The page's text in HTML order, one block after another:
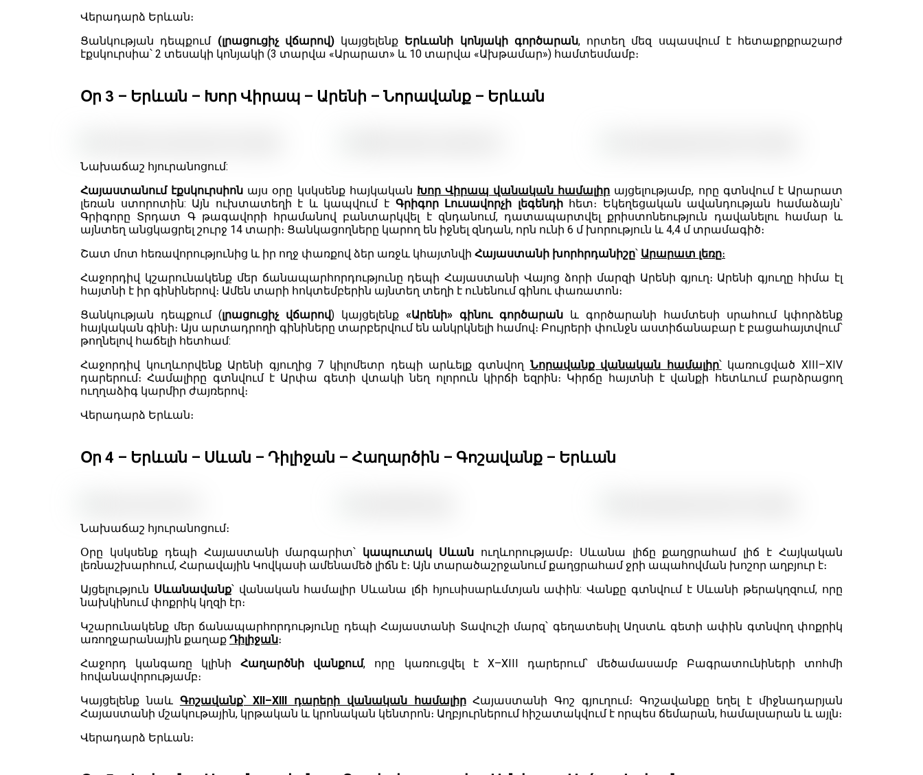
Վերադարձ Երևան։
Ցանկության դեպքում (լրացուցիչ վճարով)կայցելենք Երևանի կոնյակի գործարան, որտեղ մեզ սպասվում է հետաքրքրաշարժ
էքսկուրսիա՝ 2 տեսակի կոնյակի (3 տարվա «Արարատ» և 10 տարվա «Ախթամար») համտեսմամբ։
Օր 3 – Երևան – Խոր Վիրապ – Արենի – Նորավանք – Երևան
Նախաճաշ հյուրանոցում:
Հայաստանում էքսկուրսիոն այս օրը կսկսենք հայկական Խոր Վիրապ վանական համալիր այցելությամբ, որը գտնվում է Արարատ
լեռան ստորոտին: Այն ուխտատեղի է և կապվում է Գրիգոր Լուսավորչի լեգենդիհետ։ Եկեղեցական ավանդության համաձայն՝
Գրիգորը Տրդատ Գ թագավորի հրամանով բանտարկվել է զնդանում, դատապարտվել քրիստոնեություն դավանելու համար և
այնտեղ անցկացրել շուրջ 14 տարի։ Ցանկացողները կարող են իջնել զնդան, որն ունի 6 մ խորություն և 4,4 մ տրամագիծ։
Շատ մոտ հեռավորությունից և իր ողջ փառքով ձեր առջև կհայտնվի Հայաստանի խորհրդանիշը՝ Արարատ լեռը։
Հաջորդիվ կշարունակենք մեր ճանապարհորդությունը դեպի Հայաստանի Վայոց ձորի մարզի Արենի գյուղ։ Արենի գյուղը հիմա էլ
հայտնի է իր գինիներով։ Ամեն տարի հոկտեմբերին այնտեղ տեղի է ունենում գինու փառատոն։
Ցանկության դեպքում (լրացուցիչ վճարով) կայցելենք «Արենի» գինու գործարան և գործարանի համտեսի սրահում կփորձենք
հայկական գինի։ Այս արտադրողի գինիները տարբերվում են անկրկնելի համով։ Բույրերի փունջն աստիճանաբար է բացահայտվում՝
թողնելով հաճելի հետհամ:
Հաջորդիվ կուղևորվենք Արենի գյուղից 7 կիլոմետր դեպի արևելք գտնվող Նորավանք վանական համալիր՝կառուցված XIII–XIV
դարերում։ Համալիրը գտնվում է Արփա գետի վտակի նեղ ոլորուն կիրճի եզրին։ Կիրճը հայտնի է վանքի հետևում բարձրացող
ուղղաձիգ կարմիր ժայռերով։
Վերադարձ Երևան։
Օր 4 – Երևան – Սևան – Դիլիջան – Հաղարծին – Գոշավանք – Երևան
Նախաճաշ հյուրանոցում։
Օրը կսկսենք դեպի Հայաստանի մարգարիտ՝ կապուտակ Սևան ուղևորությամբ։ Սևանա լիճը քաղցրահամ լիճ է Հայկական
լեռնաշխարհում, Հարավային Կովկասի ամենամեծ լիճն է։ Այն տարածաշրջանում քաղցրահամ ջրի ապահովման խոշոր աղբյուր է։
Այցելություն Սևանավանք՝ վանական համալիր Սևանա լճի հյուսիսարևմտյան ափին: Վանքը գտնվում է Սևանի թերակղզում, որը
նախկինում փոքրիկ կղզի էր։
Կշարունակենք մեր ճանապարհորդությունը դեպի Հայաստանի Տավուշի մարզ՝ գեղատեսիլ Աղստև գետի ափին գտնվող փոքրիկ
առողջարանային քաղաք Դիլիջան։
Հաջորդ կանգառը կլինիՀաղարծնի վանքում, որը կառուցվել է X–XIII դարերում՝ մեծամասամբ Բագրատունիների տոհմի
հովանավորությամբ։
Կայցելենք նաև Գոշավանք՝ XII–XIII դարերի վանական համալիրՀայաստանի Գոշ գյուղում։ Գոշավանքը եղել է միջնադարյան
Հայաստանի մշակութային, կրթական և կրոնական կենտրոն։ Աղբյուրներում հիշատակվում է որպես ճեմարան, համալսարան և այլն։
Վերադարձ Երևան։